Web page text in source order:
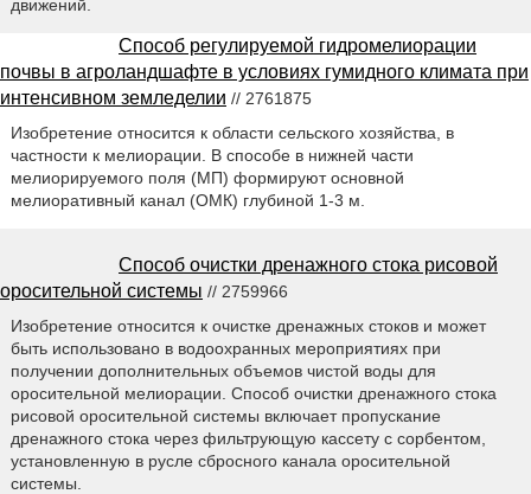
движений.
Способ регулируемой гидромелиорации
почвы в агроландшафте в условиях гумидного климата при
интенсивном земледелии // 2761875
Изобретение относится к области сельского хозяйства, в
частности к мелиорации. В способе в нижней части
мелиорируемого поля (МП) формируют основной
мелиоративный канал (ОМК) глубиной 1-3 м.
Способ очистки дренажного стока рисовой
оросительной системы // 2759966
Изобретение относится к очистке дренажных стоков и может
быть использовано в водоохранных мероприятиях при
получении дополнительных объемов чистой воды для
оросительной мелиорации. Способ очистки дренажного стока
рисовой оросительной системы включает пропускание
дренажного стока через фильтрующую кассету с сорбентом,
установленную в русле сбросного канала оросительной
системы.